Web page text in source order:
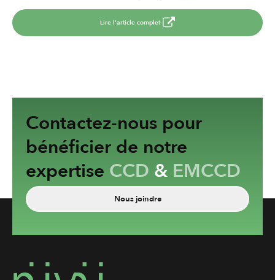
Lire l'article complet
Contactez-nous pour
bénéficier de notre
expertise CCD & EMCCD
Nous joindre